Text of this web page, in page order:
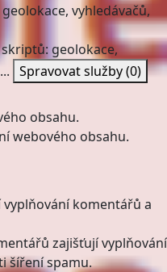
vyhledávačů,
geolokace,
Spravovat služby(0)
obsahu.
webového obsahu.
komentářů a
zajišťují vyplňování
šíření spamu.